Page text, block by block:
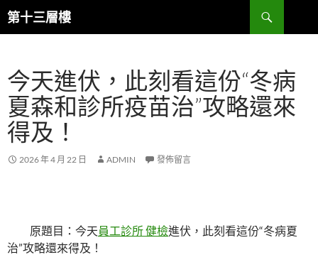
跳
至
內
容
第十三層樓
搜
尋
今天進伏，此刻看這份“冬病
夏森和診所疫苗治”攻略還來
得及！
2026 年 4 月 22 日 ADMIN 發佈留言
原題目：今天員工診所 健檢進伏，此刻看這份“冬病夏
治”攻略還來得及！